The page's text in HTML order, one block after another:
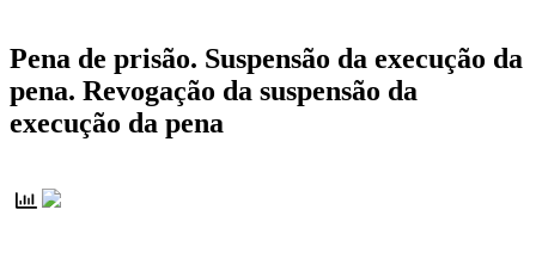
Pena de prisão. Suspensão da execução da
pena. Revogação da suspensão da
execução da pena